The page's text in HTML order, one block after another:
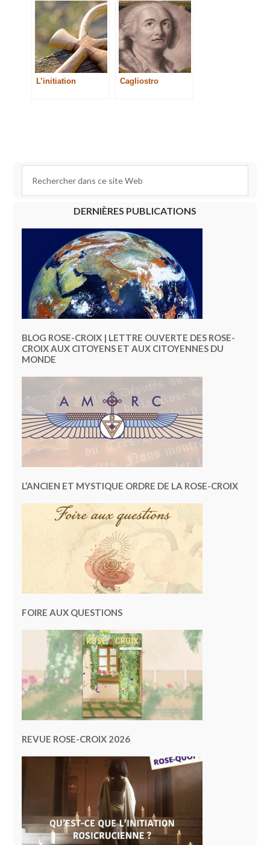
scribes
L’initiation Cagliostro
DERNIÈRES PUBLICATIONS
BLOG ROSE-CROIX | LETTRE OUVERTE DES ROSE-
CROIX AUX CITOYENS ET AUX CITOYENNES DU
MONDE
L’ANCIEN ET MYSTIQUE ORDRE DE LA ROSE-CROIX
FOIRE AUX QUESTIONS
REVUE ROSE-CROIX 2026